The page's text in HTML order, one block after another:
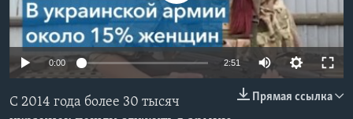
Learning English
СОЦИАЛЬНЫЕ СЕТИ
0:00 2:51
Прямая ссылка
С 2014 года более 30 тысяч